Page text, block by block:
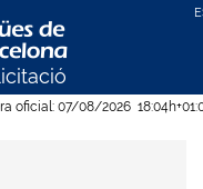
oficial: 07/08/2026 18:04h